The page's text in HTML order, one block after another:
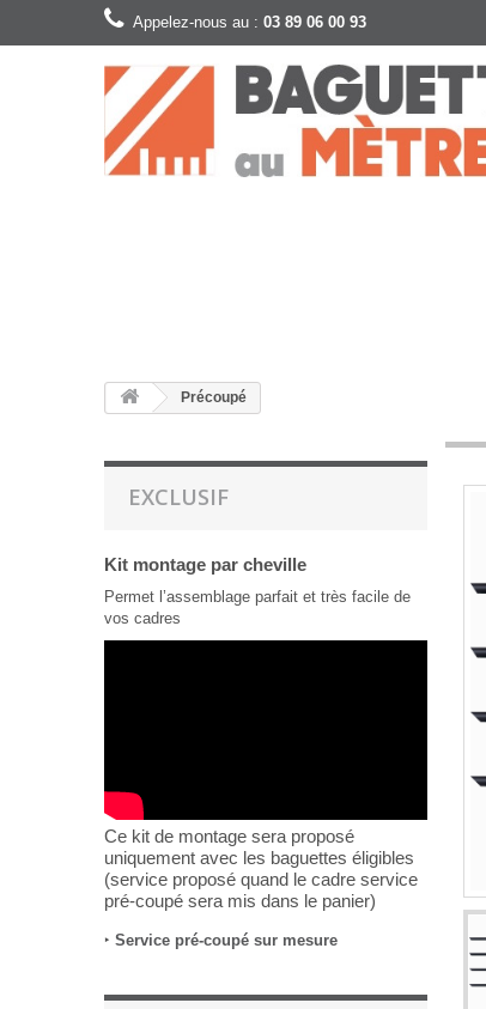
Appelez-nous au : 03 89 06 00 93
Précoupé
EXCLUSIF
Kit montage par cheville
Permet l’assemblage parfait et très facile de
vos cadres
Ce kit de montage sera proposé
uniquement avec les baguettes éligibles
(service proposé quand le cadre service
pré-coupé sera mis dans le panier)
‣ Service pré-coupé sur mesure